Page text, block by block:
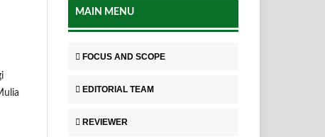
MAIN MENU
FOCUS AND SCOPE
EDITORIAL TEAM
REVIEWER